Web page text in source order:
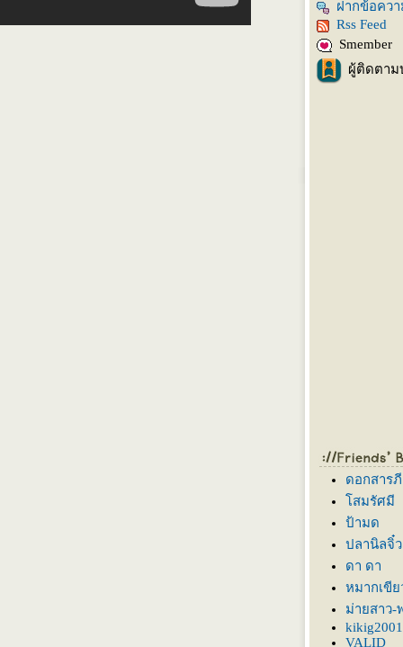
ฝากข้อคว
Rss Feed
Smember
ผู้ติดตาม
ดอกสารภี
สมรัศมี
ป้ามด
ปลานิลจิ๋ว
ดา ดา
หมากเขีย
ม่ายสาว-
kikig2001
VALID